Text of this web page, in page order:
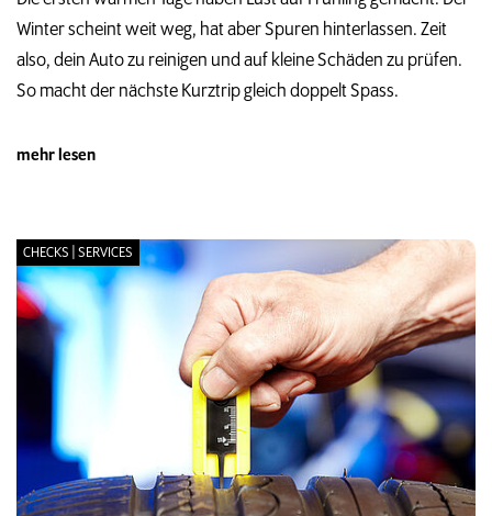
Winter scheint weit weg, hat aber Spuren hinterlassen. Zeit
also, dein Auto zu reinigen und auf kleine Schäden zu prüfen.
So macht der nächste Kurztrip gleich doppelt Spass.
mehr lesen
CHECKS | SERVICES